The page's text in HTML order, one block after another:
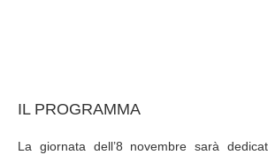
IL PROGRAMMA
La giornata dell’8 novembre sarà